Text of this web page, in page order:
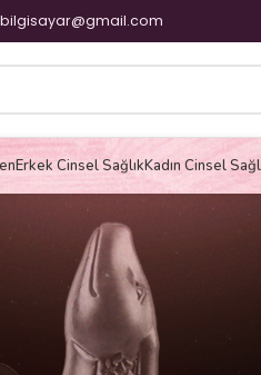
Erkek Cinsel SağlıkKadın Cinsel